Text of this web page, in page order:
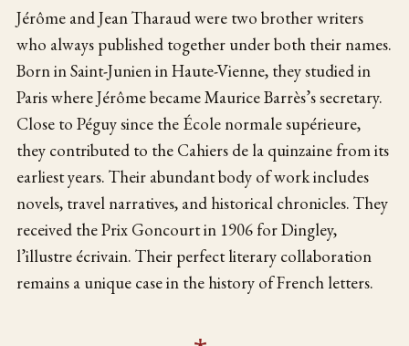
Jérôme and Jean Tharaud were two brother writers
who always published together under both their names.
Born in Saint-Junien in Haute-Vienne, they studied in
Paris where Jérôme became Maurice Barrès’s secretary.
Close to Péguy since the École normale supérieure,
they contributed to the Cahiers de la quinzaine from its
earliest years. Their abundant body of work includes
novels, travel narratives, and historical chronicles. They
received the Prix Goncourt in 1906 for Dingley,
l’illustre écrivain. Their perfect literary collaboration
remains a unique case in the history of French letters.